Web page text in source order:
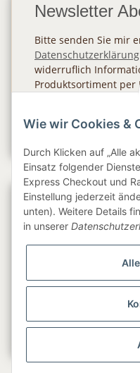
Newsletter
Bitte senden Sie mir
Datenschutzerklärung
widerruflich
Produktsortiment per
Gesetzliche
Wie wir Cookies &
Durch Klicken auf „Alle
Einsatz folgender
Express Checkout und
Einstellung jederzeit
unten). Weitere Details
in unserer